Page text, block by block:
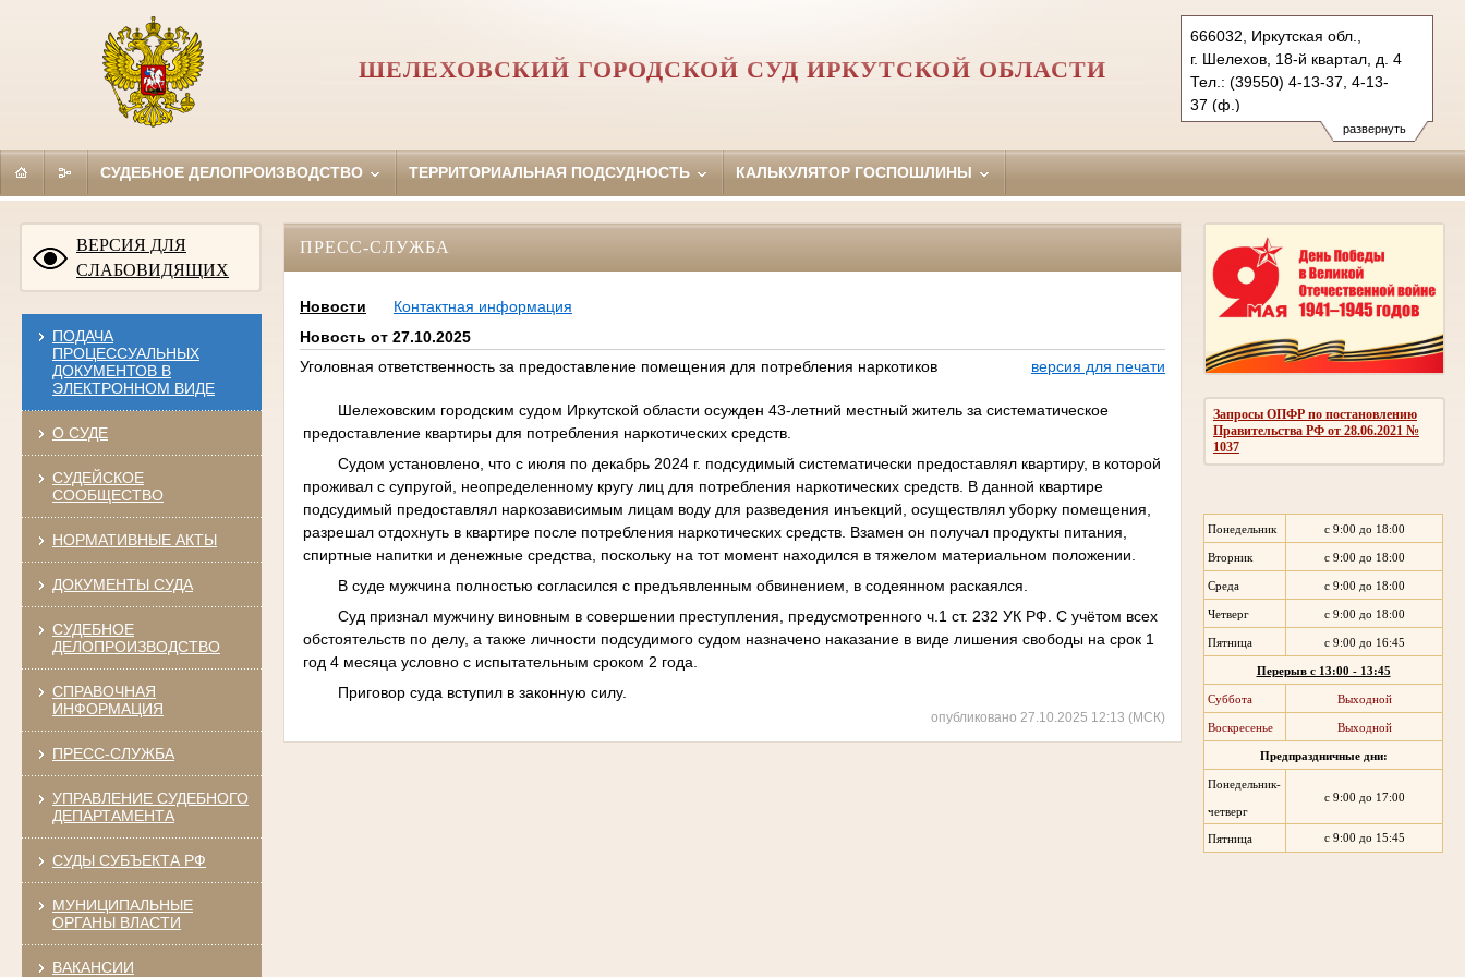
развернуть
666032, Иркутская обл.,
г. Шелехов, 18-й квартал, д. 4
Тел.: (39550) 4-13-37, 4-13-
37 (ф.)
shelehovsky.irk@sudrf.ru
ШЕЛЕХОВСКИЙ ГОРОДСКОЙ СУД ИРКУТСКОЙ ОБЛАСТИ
СУДЕБНОЕ ДЕЛОПРОИЗВОДСТВО ТЕРРИТОРИАЛЬНАЯ ПОДСУДНОСТЬ КАЛЬКУЛЯТОР ГОСПОШЛИНЫ
ВЕРСИЯ ДЛЯ
СЛАБОВИДЯЩИХ
ПОДАЧА
ПРОЦЕССУАЛЬНЫХ
ДОКУМЕНТОВ В
ЭЛЕКТРОННОМ ВИДЕ
О СУДЕ
СУДЕЙСКОЕ
СООБЩЕСТВО
НОРМАТИВНЫЕ АКТЫ
ДОКУМЕНТЫ СУДА
СУДЕБНОЕ
ДЕЛОПРОИЗВОДСТВО
СПРАВОЧНАЯ
ИНФОРМАЦИЯ
ПРЕСС-СЛУЖБА
УПРАВЛЕНИЕ СУДЕБНОГО
ДЕПАРТАМЕНТА
СУДЫ СУБЪЕКТА РФ
МУНИЦИПАЛЬНЫЕ
ОРГАНЫ ВЛАСТИ
ВАКАНСИИ
Запросы ОПФР по постановлению
Правительства РФ от 28.06.2021 №
1037
Понедельник с 9:00 до 18:00
Вторник с 9:00 до 18:00
Среда с 9:00 до 18:00
Четверг с 9:00 до 18:00
Пятница с 9:00 до 16:45
Перерыв с 13:00 - 13:45
Суббота Выходной
Воскресенье Выходной
Предпраздничные дни:
Понедельник-
четверг
с 9:00 до 17:00
Пятница с 9:00 до 15:45
ПРЕСС-СЛУЖБА
Новости
Контактная информация
Новость от 27.10.2025
Уголовная ответственность за предоставление помещения для потребления наркотиков
версия для печати
Шелеховским городским судом Иркутской области осужден 43-летний местный житель за систематическое
предоставление квартиры для потребления наркотических средств.
Судом установлено, что с июля по декабрь 2024 г. подсудимый систематически предоставлял квартиру, в которой
проживал с супругой, неопределенному кругу лиц для потребления наркотических средств. В данной квартире
подсудимый предоставлял наркозависимым лицам воду для разведения инъекций, осуществлял уборку помещения,
разрешал отдохнуть в квартире после потребления наркотических средств. Взамен он получал продукты питания,
спиртные напитки и денежные средства, поскольку на тот момент находился в тяжелом материальном положении.
В суде мужчина полностью согласился с предъявленным обвинением, в содеянном раскаялся.
Суд признал мужчину виновным в совершении преступления, предусмотренного ч.1 ст. 232 УК РФ. С учётом всех
обстоятельств по делу, а также личности подсудимого судом назначено наказание в виде лишения свободы на срок 1
год 4 месяца условно с испытательным сроком 2 года.
Приговор суда вступил в законную силу.
опубликовано 27.10.2025 12:13 (МСК)